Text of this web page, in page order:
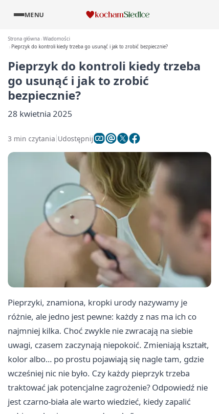
MENU
Strona główna Wiadomości
Pieprzyk do kontroli kiedy trzeba go usunąć i jak to zrobić bezpiecznie?
Pieprzyk do kontroli kiedy trzeba
go usunąć i jak to zrobić
bezpiecznie?
28 kwietnia 2025
3 min czytania Udostępnij
Pieprzyki, znamiona, kropki urody nazywamy je
różnie, ale jedno jest pewne: każdy z nas ma ich co
najmniej kilka. Choć zwykle nie zwracają na siebie
uwagi, czasem zaczynają niepokoić. Zmieniają kształt,
kolor albo… po prostu pojawiają się nagle tam, gdzie
wcześniej nic nie było. Czy każdy pieprzyk trzeba
traktować jak potencjalne zagrożenie? Odpowiedź nie
jest czarno-biała ale warto wiedzieć, kiedy zapalić